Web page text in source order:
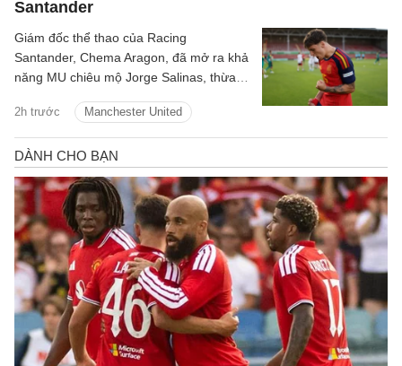
Santander
2h trước Manchester United
Giám đốc thể thao của Racing
Santander, Chema Aragon, đã mở ra khả
năng MU chiêu mộ Jorge Salinas, thừa
các ông lớn tiếp cận.